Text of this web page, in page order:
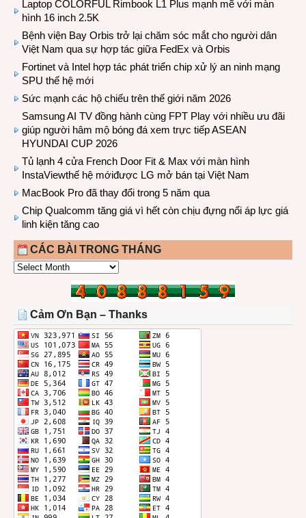
Laptop COLORFUL Rimbook L1 Plus mạnh mẽ với màn
hình 16 inch 2.5K
Bệnh viện Bay Orbis trở lại chăm sóc mắt cho người dân
Việt Nam qua sự hợp tác giữa FedEx và Orbis
Fortinet và Intel hợp tác phát triển chip xử lý an ninh mạng
SPU thế hệ mới
Sức mạnh các hộ chiếu trên thế giới năm 2026
Samsung AI TV đồng hành cùng FPT Play với nhiều ưu đãi
giúp người hâm mộ bóng đá xem trực tiếp ASEAN
HYUNDAI CUP 2026
Tủ lạnh 4 cửa French Door Fit & Max với màn hình
InstaViewthế hệ mớiđược LG mở bán tại Việt Nam
MacBook Pro đã thay đổi trong 5 năm qua
Chip Qualcomm tăng giá vì hết còn chịu đựng nổi áp lực giá
linh kiện tăng cao
CÁC BÀI TRONG THÁNG
CÁC
THÁNG
Cảm Ơn Bạn – Thanks